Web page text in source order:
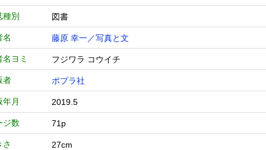
種別 図書
名 藤原 幸一／写真と文
名ヨミ フジワラ コウイチ
者 ポプラ社
年月 2019.5
ジ数 71p
さ 27cm